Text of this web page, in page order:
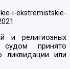
i-ekstremistskie-
и религиозных
принято
ликвидации или